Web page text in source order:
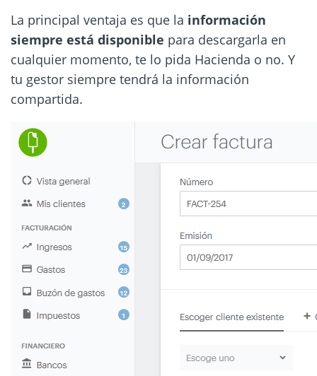
La principal ventaja es que la información
siempre está disponible para descargarla en
cualquier momento, te lo pida Hacienda o no. Y
tu gestor siempre tendrá la información
compartida.